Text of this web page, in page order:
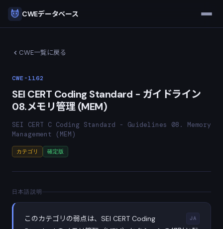
CWEデータベース
CWE一覧に戻る
CWE-1162
SEI CERT Coding Standard - ガイドライン
08.メモリ管理 (MEM)
SEI CERT C Coding Standard - Guidelines 08. Memory
Management (MEM)
カテゴリ 確定版
日本語説明
JA
このカテゴリの弱点は、SEI CERT Coding